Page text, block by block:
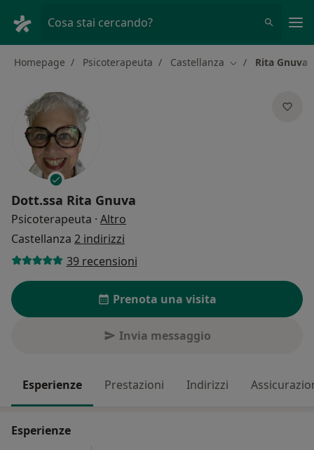
Cosa stai cercando?
Homepage Psicoterapeuta Castellanza Cambia città
Rita Gnuva
Dott.ssa Rita Gnuva
Psicoterapeuta · Altro
Castellanza 2 indirizzi
39 recensioni
Prenota una visita
Invia messaggio
Esperienze Prestazioni Indirizzi
Esperienze